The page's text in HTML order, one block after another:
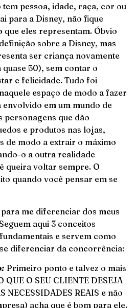
tem pessoa, idade, raça, cor ou
para a Disney, não fique
que eles representam. Óbvio
sobre a Disney, mas
ser criança novamente
quase 50), sem contar o
e felicidade. Tudo foi
espaço de modo a fazer
envolvido em um mundo de
personagens que dão
e produtos nas lojas,
de modo a extrair o máximo
o a outra realidade
queira voltar sempre. O
quando você pensar em se
me diferenciar dos meus
aqui 3 conceitos
e servem como
diferenciar da concorrência:
Primeiro ponto e talvez o mais
QUE O SEU CLIENTE DESEJA
NECESSIDADES REAIS e não
acha que é bom para ele.